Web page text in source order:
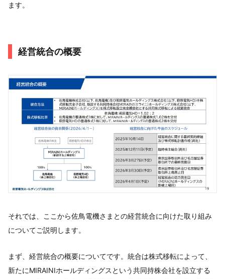
ます。
経営統合の概要
それでは、ここから佐鳥電機さまとの経営統合に向けた取り組み
についてご説明します。
まず、経営統合の概要についてです。統合は株式移転によって、
新たにMIRAINIホールディングスという共同持株会社を設立する